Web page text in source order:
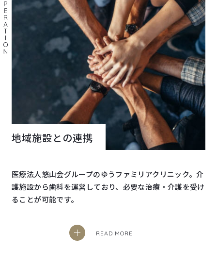
地域施設との連携
医療法人悠山会グループのゆうファミリアクリニック。介
護施設から歯科を運営しており、必要な治療・介護を受け
ることが可能です。
READ MORE